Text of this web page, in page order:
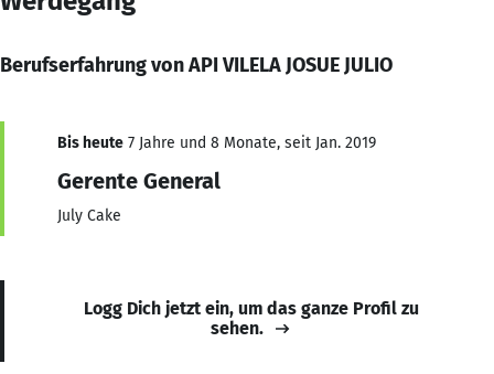
Berufserfahrung von API VILELA JOSUE JULIO
Bis heute 7 Jahre und 8 Monate, seit Jan. 2019
Gerente General
July Cake
Logg Dich jetzt ein, um das ganze Profil zu
sehen.